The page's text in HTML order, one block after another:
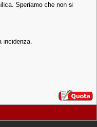
Speriamo che non si
incidenza.